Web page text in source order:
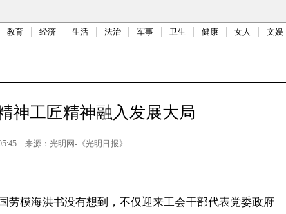
教育 经济 生活 法治 军事 卫生 健康 女人 文娱
神工匠精神融入发展大局
来源： 光明网-《光明日报》
模海洪书没有想到，不仅迎来工会干部代表党委政府